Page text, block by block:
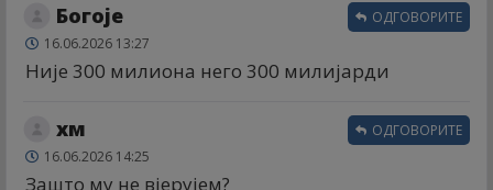
Богоје
16.06.2026 13:27
Није 300 милиона него 300 милијарди
ОДГОВОРИТЕ
хм
16.06.2026 14:25
Зашто му не вјерујем?
ОДГОВОРИТЕ